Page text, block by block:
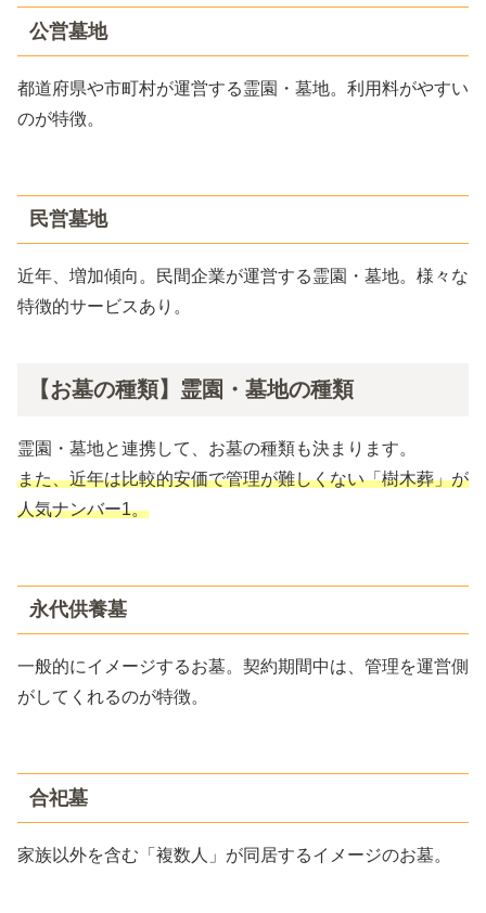
公営墓地
都道府県や市町村が運営する霊園・墓地。利用料がやすい
のが特徴。
民営墓地
近年、増加傾向。民間企業が運営する霊園・墓地。様々な
特徴的サービスあり。
【お墓の種類】霊園・墓地の種類
霊園・墓地と連携して、お墓の種類も決まります。
また、近年は比較的安価で管理が難しくない「樹木葬」が
人気ナンバー1。
永代供養墓
一般的にイメージするお墓。契約期間中は、管理を運営側
がしてくれるのが特徴。
合祀墓
家族以外を含む「複数人」が同居するイメージのお墓。